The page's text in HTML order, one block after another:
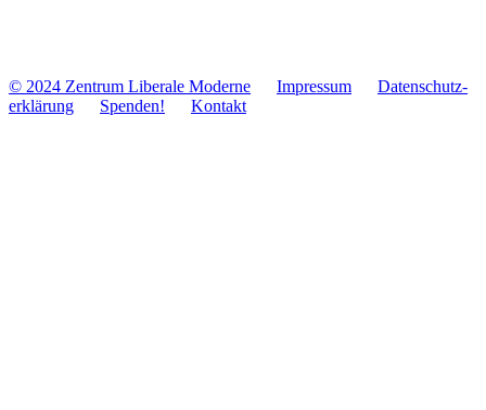
© 2024 Zentrum Libe­rale Moderne Impres­sum
Daten­schutz­
er­klä­rung
Spenden! Kontakt